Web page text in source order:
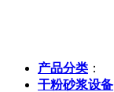
产品分类 ：
干粉砂浆设备